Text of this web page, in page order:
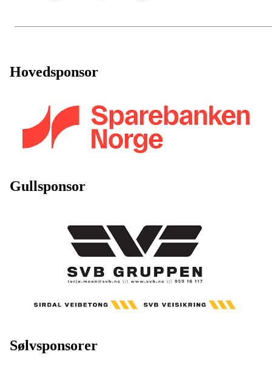
Hovedsponsor
Gullsponsor
Sølvsponsorer